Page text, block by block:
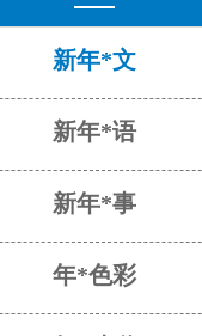
新年*文
新年*语
新年*事
年*色彩